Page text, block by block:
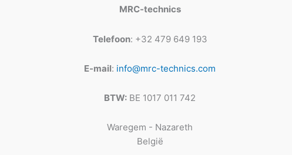
MRC-technics
Telefoon: +32 479 649 193
E-mail: info@mrc-technics.com
BTW: BE 1017 011 742
Waregem - Nazareth
België